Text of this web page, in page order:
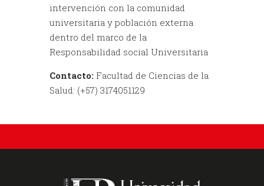
intervención con la comunidad
universitaria y población externa
dentro del marco de la
Responsabilidad social Universitaria
Contacto: Facultad de Ciencias de la
Salud: (+57) 3174051129